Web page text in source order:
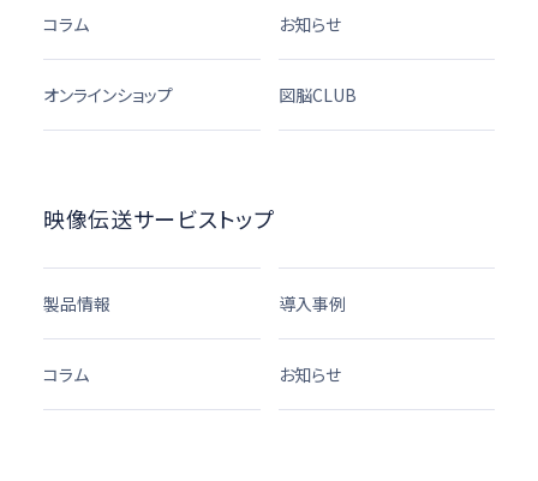
コラム お知らせ
オンラインショップ 図脳CLUB
映像伝送サービストップ
製品情報 導入事例
コラム お知らせ